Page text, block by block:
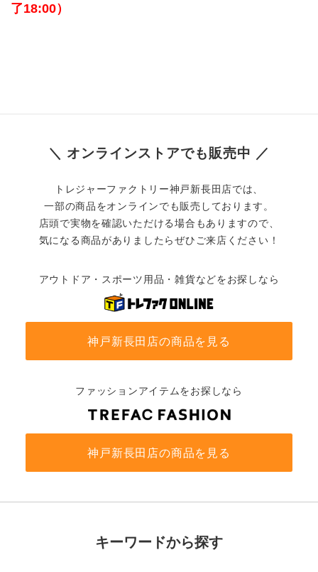
了18:00）
＼ オンラインストアでも販売中 ／
トレジャーファクトリー神戸新長田店では、
一部の商品をオンラインでも販売しております。
店頭で実物を確認いただける場合もありますので、
気になる商品がありましたらぜひご来店ください！
アウトドア・スポーツ用品・雑貨などをお探しなら
神戸新長田店の商品を見る
ファッションアイテムをお探しなら
神戸新長田店の商品を見る
キーワードから探す